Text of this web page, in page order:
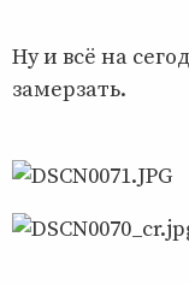
Ну и всё на
замерзать.